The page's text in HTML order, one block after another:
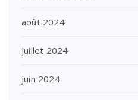
août 2024
juillet 2024
juin 2024